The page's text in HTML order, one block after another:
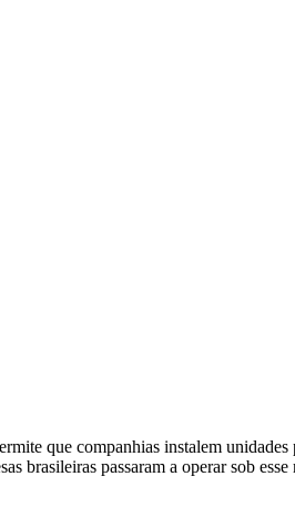
que companhias instalem
brasileiras passaram a operar sob esse